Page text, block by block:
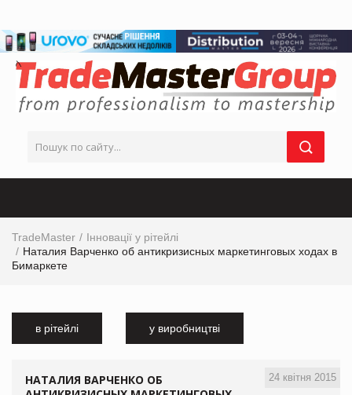
TradeMaster
Інновації у рітейлі
Наталия Варченко об антикризисных маркетинговых ходах в
Бимаркете
в рітейлі у виробництві
24 квітня 2015
НАТАЛИЯ ВАРЧЕНКО ОБ